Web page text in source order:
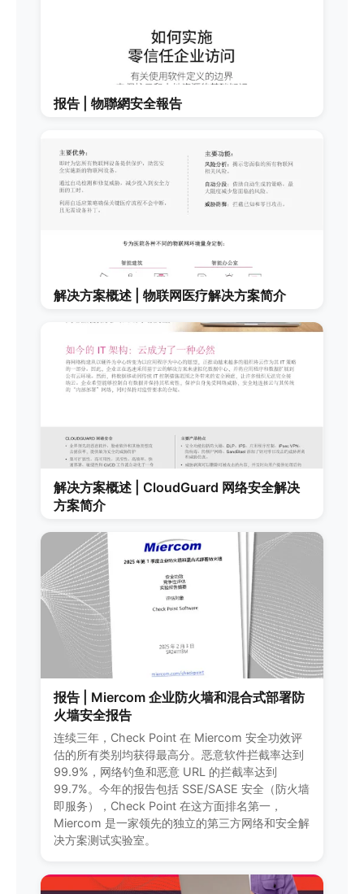
报告 | 物聯網安全報告
解决方案概述 | 物联网医疗解决方案简介
解决方案概述 | CloudGuard 网络安全解决
方案简介
报告 | Miercom 企业防火墙和混合式部署防
火墙安全报告
连续三年，Check Point 在 Miercom 安全功效评
估的所有类别均获得最高分。恶意软件拦截率达到
99.9%，网络钓鱼和恶意 URL 的拦截率达到
99.7%。今年的报告包括 SSE/SASE 安全（防火墙
即服务），Check Point 在这方面排名第一，
Miercom 是一家领先的独立的第三方网络和安全解
决方案测试实验室。